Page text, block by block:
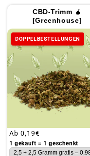
CBD-Trimm 🧉
[Greenhouse]
DOPPELBESTELLUNGEN
Üblicher
Preis
Ab 0,19€
1 gekauft = 1 geschenkt